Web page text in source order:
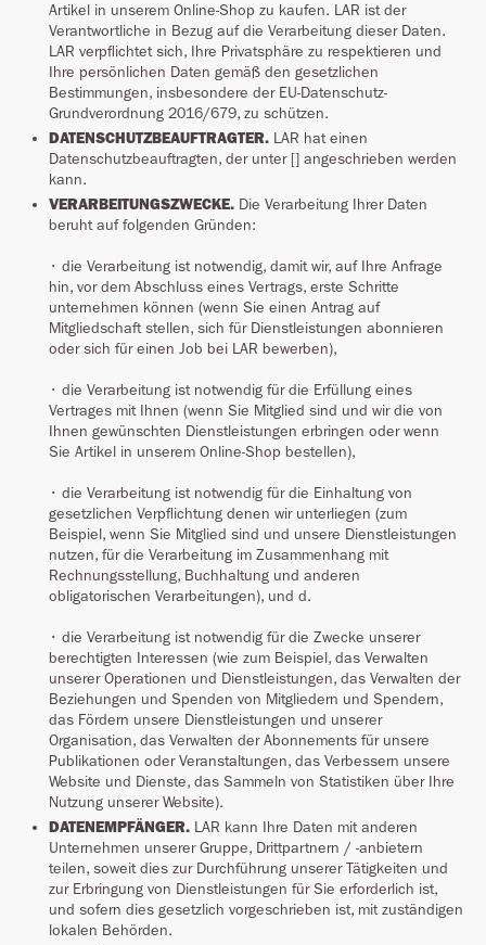
Artikel in unserem Online-Shop zu kaufen. LAR ist der
Verantwortliche in Bezug auf die Verarbeitung dieser Daten.
LAR verpflichtet sich, Ihre Privatsphäre zu respektieren und
Ihre persönlichen Daten gemäß den gesetzlichen
Bestimmungen, insbesondere der EU-Datenschutz-
Grundverordnung 2016/679, zu schützen.
DATENSCHUTZBEAUFTRAGTER. LAR hat einen
Datenschutzbeauftragten, der unter [] angeschrieben werden
kann.
VERARBEITUNGSZWECKE. Die Verarbeitung Ihrer Daten
beruht auf folgenden Gründen:
• die Verarbeitung ist notwendig, damit wir, auf Ihre Anfrage
hin, vor dem Abschluss eines Vertrags, erste Schritte
unternehmen können (wenn Sie einen Antrag auf
Mitgliedschaft stellen, sich für Dienstleistungen abonnieren
oder sich für einen Job bei LAR bewerben),
• die Verarbeitung ist notwendig für die Erfüllung eines
Vertrages mit Ihnen (wenn Sie Mitglied sind und wir die von
Ihnen gewünschten Dienstleistungen erbringen oder wenn
Sie Artikel in unserem Online-Shop bestellen),
• die Verarbeitung ist notwendig für die Einhaltung von
gesetzlichen Verpflichtung denen wir unterliegen (zum
Beispiel, wenn Sie Mitglied sind und unsere Dienstleistungen
nutzen, für die Verarbeitung im Zusammenhang mit
Rechnungsstellung, Buchhaltung und anderen
obligatorischen Verarbeitungen), und d.
• die Verarbeitung ist notwendig für die Zwecke unserer
berechtigten Interessen (wie zum Beispiel, das Verwalten
unserer Operationen und Dienstleistungen, das Verwalten der
Beziehungen und Spenden von Mitgliedern und Spendern,
das Fördern unsere Dienstleistungen und unserer
Organisation, das Verwalten der Abonnements für unsere
Publikationen oder Veranstaltungen, das Verbessern unsere
Website und Dienste, das Sammeln von Statistiken über Ihre
Nutzung unserer Website).
DATENEMPFÄNGER. LAR kann Ihre Daten mit anderen
Unternehmen unserer Gruppe, Drittpartnern / -anbietern
teilen, soweit dies zur Durchführung unserer Tätigkeiten und
zur Erbringung von Dienstleistungen für Sie erforderlich ist,
und sofern dies gesetzlich vorgeschrieben ist, mit zuständigen
lokalen Behörden.